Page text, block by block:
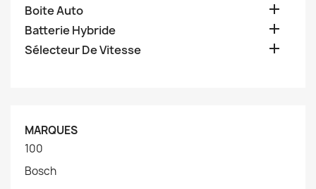
Boite Auto

Batterie Hybride 
Sélecteur De Vitesse 
MARQUES
100
Bosch